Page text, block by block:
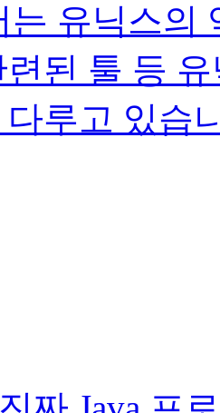
는 유닉스의
련된 툴 등
루고 있습